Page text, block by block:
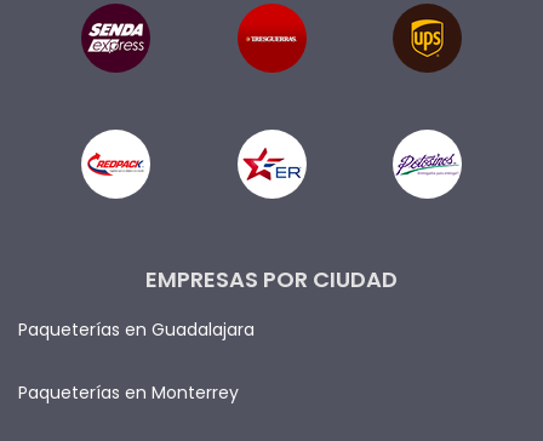
EMPRESAS POR CIUDAD
Paqueterías en Guadalajara
Paqueterías en Monterrey